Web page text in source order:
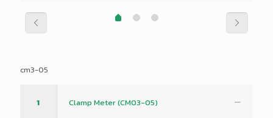
cm3-05
1 Clamp Meter (CM03-05)